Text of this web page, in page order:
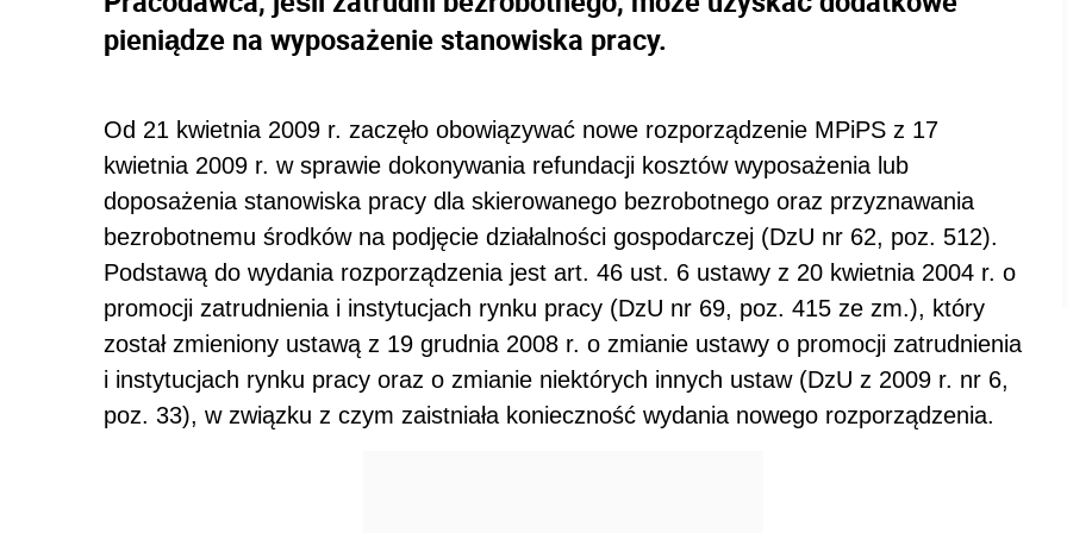
pieniądze na wyposażenie stanowiska pracy.
Od 21 kwietnia 2009 r. zaczęło obowiązywać nowe rozporządzenie MPiPS z 17
kwietnia 2009 r. w sprawie dokonywania refundacji kosztów wyposażenia lub
doposażenia stanowiska pracy dla skierowanego bezrobotnego oraz przyznawania
bezrobotnemu środków na podjęcie działalności gospodarczej (DzU nr 62, poz. 512).
Podstawą do wydania rozporządzenia jest art. 46 ust. 6 ustawy z 20 kwietnia 2004 r. o
promocji zatrudnienia i instytucjach rynku pracy (DzU nr 69, poz. 415 ze zm.), który
został zmieniony ustawą z 19 grudnia 2008 r. o zmianie ustawy o promocji zatrudnienia
i instytucjach rynku pracy oraz o zmianie niektórych innych ustaw (DzU z 2009 r. nr 6,
poz. 33), w związku z czym zaistniała konieczność wydania nowego rozporządzenia.